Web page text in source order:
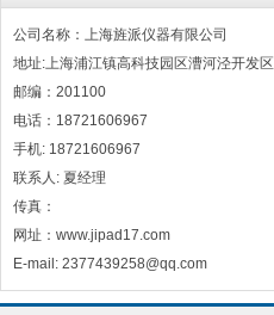
公司名称：上海旌派仪器有限公司
地址:上海浦江镇高科技园区漕河泾开发区
邮编：201100
电话：18721606967
手机: 18721606967
联系人: 夏经理
传真：
网址：www.jipad17.com
E-mail: 2377439258@qq.com